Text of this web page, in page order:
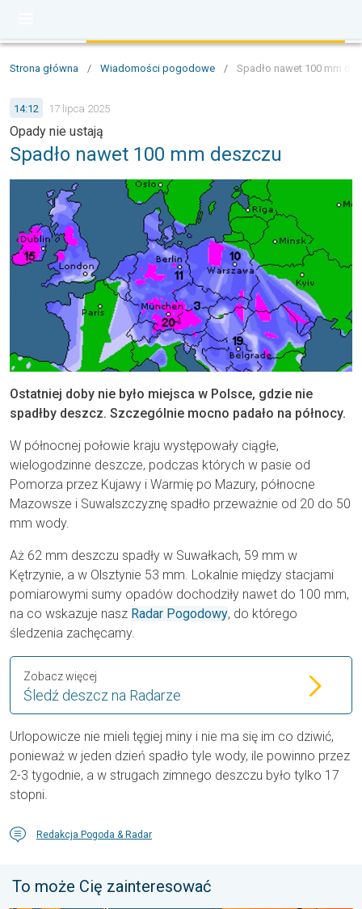
Strona główna / Wiadomości pogodowe / Spadło nawet 100 mm
14:12 17 lipca 2025
Opady nie ustają
Spadło nawet 100 mm deszczu
Ostatniej doby nie było miejsca w Polsce, gdzie nie
spadłby deszcz. Szczególnie mocno padało na północy.
W północnej połowie kraju występowały ciągłe,
wielogodzinne deszcze, podczas których w pasie od
Pomorza przez Kujawy i Warmię po Mazury, północne
Mazowsze i Suwalszczyznę spadło przeważnie od 20 do 50
mm wody.
Aż 62 mm deszczu spadły w Suwałkach, 59 mm w
Kętrzynie, a w Olsztynie 53 mm. Lokalnie między stacjami
pomiarowymi sumy opadów dochodziły nawet do 100 mm,
na co wskazuje nasz Radar Pogodowy, do którego
śledzenia zachęcamy.
Śledź deszcz na Radarze
Zobacz więcej
Urlopowicze nie mieli tęgiej miny i nie ma się im co dziwić,
ponieważ w jeden dzień spadło tyle wody, ile powinno przez
2-3 tygodnie, a w strugach zimnego deszczu było tylko 17
stopni.
Redakcja Pogoda & Radar
To może Cię zainteresować